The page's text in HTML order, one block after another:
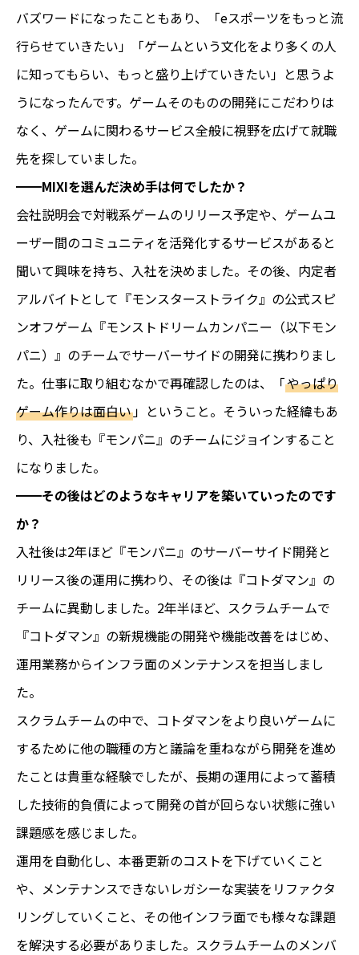
バズワードになったこともあり、「eスポーツをもっと流
行らせていきたい」「ゲームという文化をより多くの人
に知ってもらい、もっと盛り上げていきたい」と思うよ
うになったんです。ゲームそのものの開発にこだわりは
なく、ゲームに関わるサービス全般に視野を広げて就職
先を探していました。
━━MIXIを選んだ決め手は何でしたか？
会社説明会で対戦系ゲームのリリース予定や、ゲームユ
ーザー間のコミュニティを活発化するサービスがあると
聞いて興味を持ち、入社を決めました。その後、内定者
アルバイトとして『モンスターストライク』の公式スピ
ンオフゲーム『モンストドリームカンパニー（以下モン
パニ）』のチームでサーバーサイドの開発に携わりまし
た。仕事に取り組むなかで再確認したのは、「やっぱり
ゲーム作りは面白い 」ということ。そういった経緯もあ
り、入社後も『モンパニ』のチームにジョインすること
になりました。
━━その後はどのようなキャリアを築いていったのです
か？
入社後は2年ほど『モンパニ』のサーバーサイド開発と
リリース後の運用に携わり、その後は『コトダマン』の
チームに異動しました。2年半ほど、スクラムチームで
『コトダマン』の新規機能の開発や機能改善をはじめ、
運用業務からインフラ面のメンテナンスを担当しまし
た。
スクラムチームの中で、コトダマンをより良いゲームに
するために他の職種の方と議論を重ねながら開発を進め
たことは貴重な経験でしたが、長期の運用によって蓄積
した技術的負債によって開発の首が回らない状態に強い
課題感を感じました。
運用を自動化し、本番更新のコストを下げていくこと
や、メンテナンスできないレガシーな実装をリファクタ
リングしていくこと、その他インフラ面でも様々な課題
を解決する必要がありました。スクラムチームのメンバ